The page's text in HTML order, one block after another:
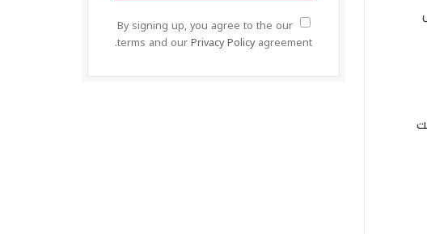
By signing up, you agree to the our
terms and ourPrivacy Policyagreement.